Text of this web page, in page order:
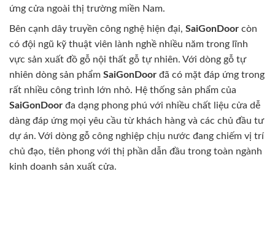
ứng cửa ngoài thị trường miền Nam.
Bên cạnh dây truyền công nghệ hiện đại, SaiGonDoor còn
có đội ngũ kỹ thuật viên lành nghề nhiều năm trong lĩnh
vực sản xuất đồ gỗ nội thất gỗ tự nhiên. Với dòng gỗ tự
nhiên dòng sản phẩm SaiGonDoor đã có mặt đáp ứng trong
rất nhiều công trình lớn nhỏ. Hệ thống sản phẩm của
SaiGonDoor đa dạng phong phú với nhiều chất liệu cửa dễ
dàng đáp ứng mọi yêu cầu từ khách hàng và các chủ đầu tư
dự án. Với dòng gỗ công nghiệp chịu nước đang chiếm vị trí
chủ đạo, tiên phong với thị phần dẫn đầu trong toàn ngành
kinh doanh sản xuất cửa.